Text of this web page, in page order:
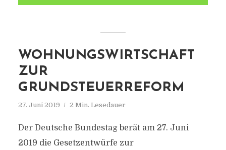
WOHNUNGSWIRTSCHAFT
ZUR
GRUNDSTEUERREFORM
27. Juni 2019 2 Min. Lesedauer
Der Deutsche Bundestag berät am 27. Juni
2019 die Gesetzentwürfe zur